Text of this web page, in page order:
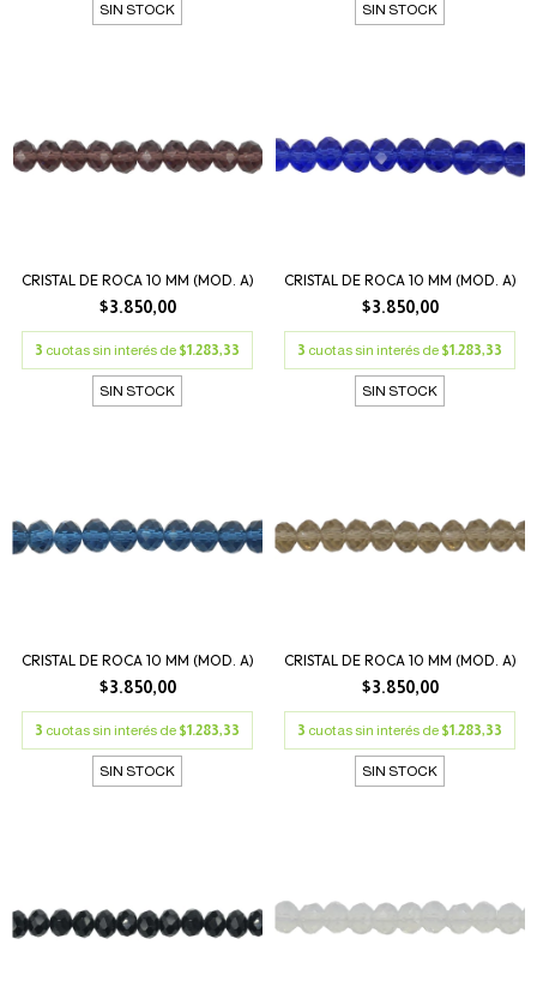
SIN STOCK SIN STOCK
CRISTAL DE ROCA 10 MM (MOD. A)
$3.850,00
3 cuotas sin interés de $1.283,33
SIN STOCK
CRISTAL DE ROCA 10 MM (MOD. A)
$3.850,00
3 cuotas sin interés de $1.283,33
SIN STOCK
CRISTAL DE ROCA 10 MM (MOD. A)
$3.850,00
3 cuotas sin interés de $1.283,33
SIN STOCK
CRISTAL DE ROCA 10 MM (MOD. A)
$3.850,00
3 cuotas sin interés de $1.283,33
SIN STOCK